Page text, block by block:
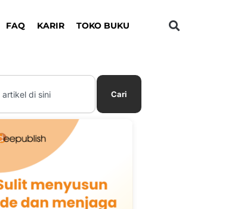
FAQ KARIR TOKO BUKU
Cari